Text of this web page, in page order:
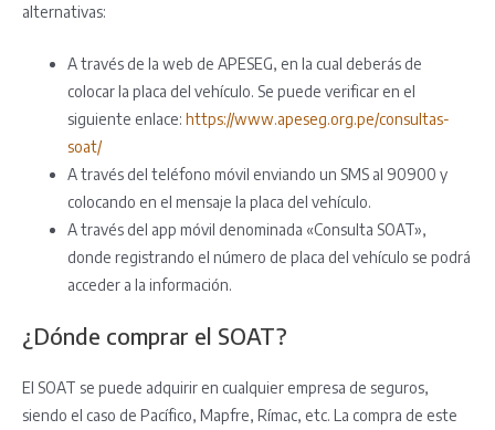
alternativas:
A través de la web de APESEG, en la cual deberás de
colocar la placa del vehículo. Se puede verificar en el
siguiente enlace:https://www.apeseg.org.pe/consultas-
soat/
A través del teléfono móvil enviando un SMS al 90900 y
colocando en el mensaje la placa del vehículo.
A través del app móvil denominada «Consulta SOAT»,
donde registrando el número de placa del vehículo se podrá
acceder a la información.
¿Dónde comprar el SOAT?
El SOAT se puede adquirir en cualquier empresa de seguros,
siendo el caso de Pacífico, Mapfre, Rímac, etc. La compra de este